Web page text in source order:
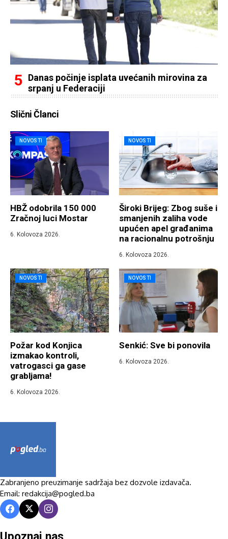
Danas počinje isplata uvećanih mirovina za
srpanj u Federaciji
Slični Članci
NOVOSTI
HBŽ odobrila 150 000
Zračnoj luci Mostar
6. Kolovoza 2026.
NOVOSTI
Široki Brijeg: Zbog suše i
smanjenih zaliha vode
upućen apel građanima
na racionalnu potrošnju
6. Kolovoza 2026.
NOVOSTI
Požar kod Konjica
izmakao kontroli,
vatrogasci ga gase
grabljama!
6. Kolovoza 2026.
NOVOSTI
Senkić: Sve bi ponovila
6. Kolovoza 2026.
Zabranjeno preuzimanje sadržaja bez dozvole izdavača.
Email: redakcija@pogled.ba